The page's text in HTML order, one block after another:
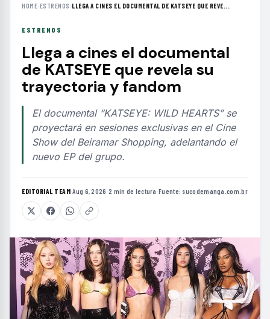
HOME›ESTRENOS ›LLEGA A CINES EL DOCUMENTAL DE KATSEYE QUE REVE...
ESTRENOS
Llega a cines el documental
de KATSEYE que revela su
trayectoria y fandom
El documental “KATSEYE: WILD HEARTS” se
proyectará en sesiones exclusivas en el Cine
Show del Beiramar Shopping, adelantando el
nuevo EP del grupo.
EDITORIAL TEAM·Aug 6, 2026 ·2 min de lectura ·Fuente: sucodemanga.com.br